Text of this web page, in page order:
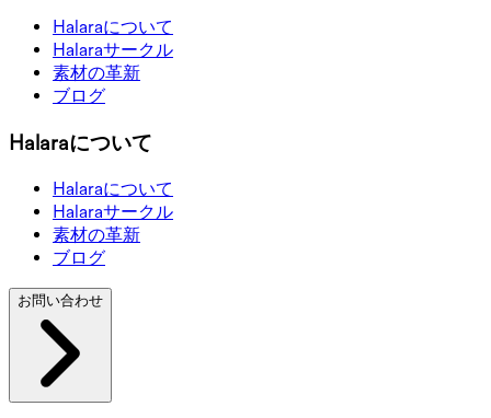
Halaraについて
Halaraサークル
素材の革新
ブログ
Halaraについて
Halaraについて
Halaraサークル
素材の革新
ブログ
お問い合わせ